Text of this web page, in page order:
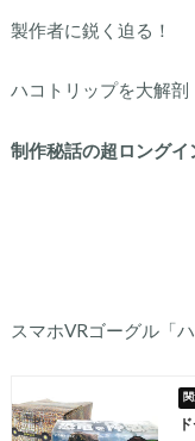
製作者に鋭く迫る！
ハコトリップを大解剖
制作秘話の超ロング
スマホVRゴーグル「